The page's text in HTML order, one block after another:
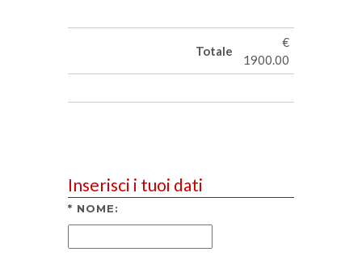
Totale
€
1900.00
Inserisci i tuoi dati
* NOME: